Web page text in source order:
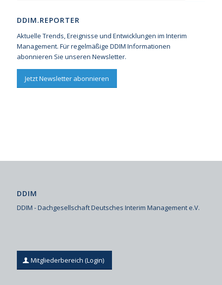
DDIM.REPORTER
Aktuelle Trends, Ereignisse und Entwicklungen im Interim
Management. Für regelmäßige DDIM Informationen
abonnieren Sie unseren Newsletter.
Jetzt Newsletter abonnieren
DDIM
DDIM - Dachgesellschaft Deutsches Interim Management e.V.
Mitgliederbereich (Login)